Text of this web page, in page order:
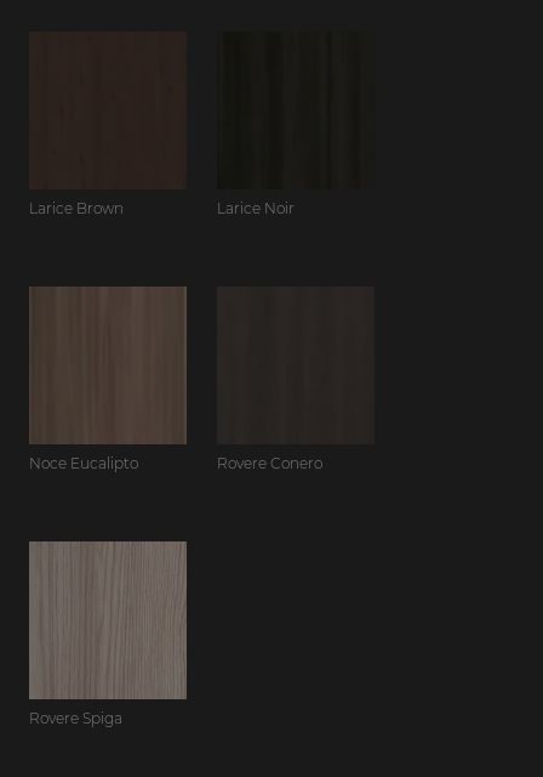
Larice Brown Larice Noir
Noce Eucalipto Rovere Conero
Rovere Spiga